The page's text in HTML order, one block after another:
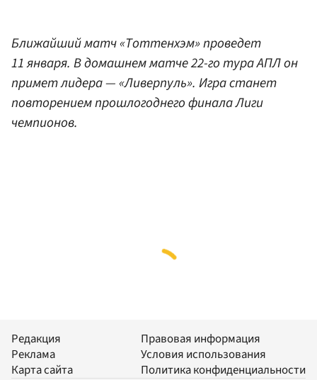
Ближайший матч «Тоттенхэм» проведет
11 января. В домашнем матче 22-го тура АПЛ он
примет лидера — «Ливерпуль». Игра станет
повторением прошлогоднего финала Лиги
чемпионов.
Редакция
Реклама
Карта сайта
Правовая информация
Условия использования
Политика конфиденциальности